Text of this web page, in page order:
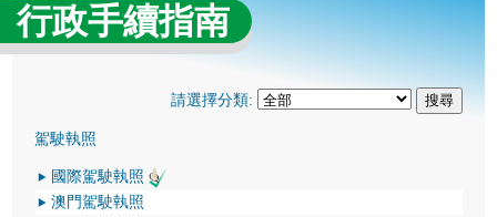
行政手續指南
請選擇分類:
駕駛執照
國際駕駛執照
澳門駕駛執照